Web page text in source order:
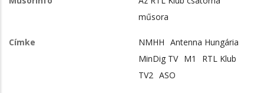
műsora
Címke NMHH Antenna Hungária
MinDig TV M1
RTL Klub
TV2 ASO